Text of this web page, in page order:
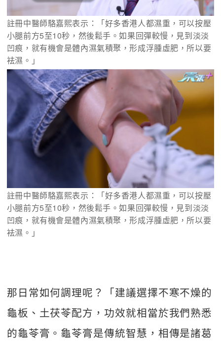
註冊中醫師駱嘉熙表示：「好多香港人都濕重，可以按壓
小腿前方5至10秒，然後鬆手。如果回彈較慢，見到淡淡
凹痕，就有機會是體內濕氣積聚，形成浮腫虛肥，所以要
袪濕。」
註冊中醫師駱嘉熙表示：「好多香港人都濕重，可以按壓
小腿前方5至10秒，然後鬆手。如果回彈較慢，見到淡淡
凹痕，就有機會是體內濕氣積聚，形成浮腫虛肥，所以要
袪濕。」
那日常如何調理呢？「建議選擇不寒不燥的
龜板、土茯苓配方，功效就相當於我們熟悉
的龜苓膏。龜苓膏是傳統智慧，相傳是諸葛